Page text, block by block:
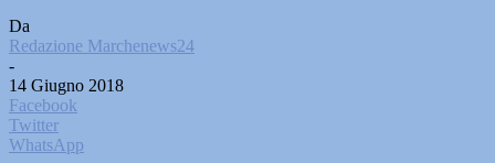
Da
Redazione Marchenews24
-
14 Giugno 2018
Facebook
Twitter
WhatsApp